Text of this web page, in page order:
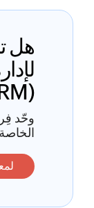
هل
(CRM)؟
وحّد